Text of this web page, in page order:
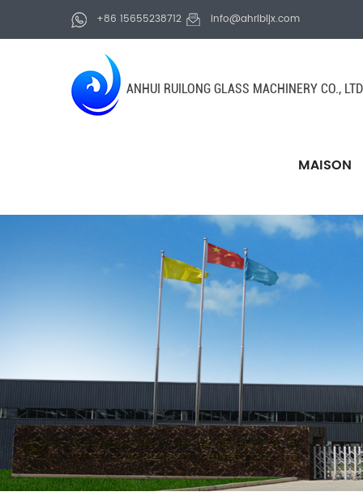
+86 15655238712 info@ahrlbljx.com
ANHUI RUILONG GLASS MACHINERY CO.,
MAISON